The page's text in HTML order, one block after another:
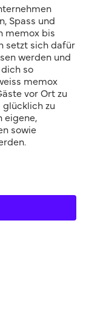
Spass und
memox bis
setzt sich dafür
werden und
so
memox
vor Ort zu
glücklich zu
eigene,
sowie